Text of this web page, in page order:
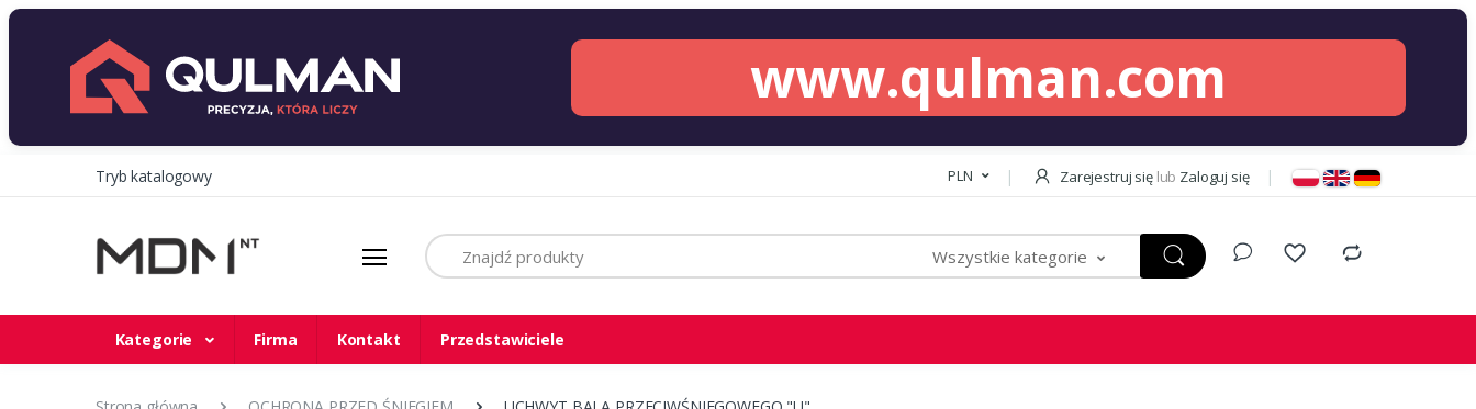
www.qulman.com
Tryb katalogowy PLN Zarejestruj się lub Zaloguj się
Szukaj
Wszystkie kategorie
Kategorie Firma Kontakt Przedstawiciele